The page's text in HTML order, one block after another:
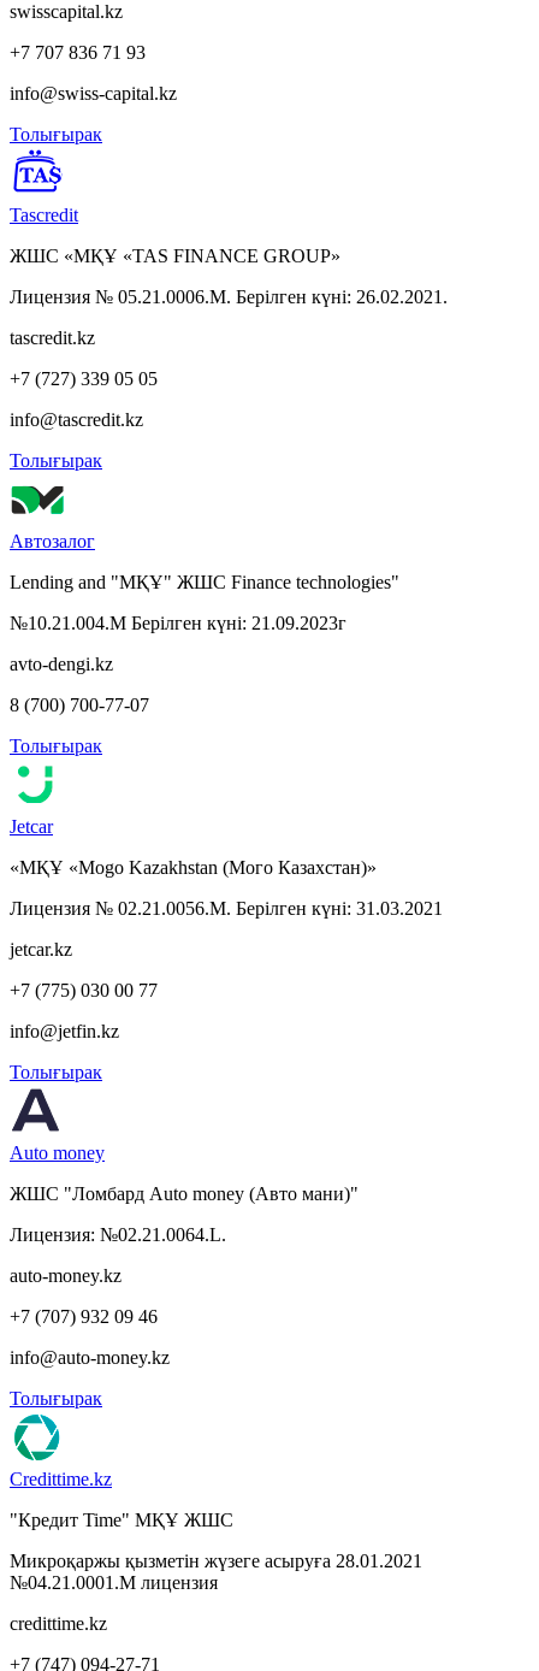
swisscapital.kz
+7 707 836 71 93
info@swiss-capital.kz
Толығырак
Tascredit
ЖШС «МҚҰ «TAS FINANCE GROUP»
Лицензия № 05.21.0006.М. Берілген күні: 26.02.2021.
tascredit.kz
+7 (727) 339 05 05
info@tascredit.kz
Толығырак
Автозалог
Lending and "МҚҰ" ЖШС Finance technologies"
№10.21.004.М Берілген күні: 21.09.2023г
avto-dengi.kz
8 (700) 700-77-07
Толығырак
Jetcar
«МҚҰ «Mogo Kazakhstan (Мого Казахстан)»
Лицензия № 02.21.0056.М. Берілген күні: 31.03.2021
jetcar.kz
+7 (775) 030 00 77
info@jetfin.kz
Толығырак
Auto money
ЖШС "Ломбард Auto money (Авто мани)"
Лицензия: №02.21.0064.L.
auto-money.kz
+7 (707) 932 09 46
info@auto-money.kz
Толығырак
Credittime.kz
"Кредит Time" МҚҰ ЖШС
Микроқаржы қызметін жүзеге асыруға 28.01.2021
№04.21.0001.М лицензия
credittime.kz
+7 (747) 094-27-71